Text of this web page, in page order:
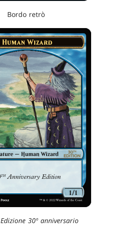
Bordo retrò
Edizione 30º anniversario